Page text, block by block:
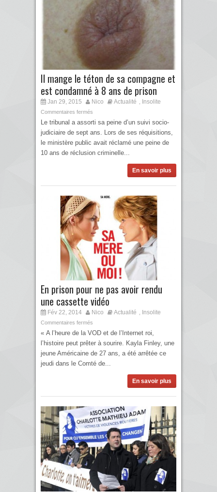
Il mange le téton de sa compagne et
est condamné à 8 ans de prison
Jan 29, 2015 Nico Actualité Insolite
Commentaires fermés
Le tribunal a assorti sa peine d’un suivi socio-
judiciaire de sept ans. Lors de ses réquisitions,
le ministère public avait réclamé une peine de
10 ans de réclusion criminelle...
En savoir plus
En prison pour ne pas avoir rendu
une cassette vidéo
Fév 22, 2014 Nico Actualité Insolite
Commentaires fermés
« A l’heure de la VOD et de l’Internet roi,
l’histoire peut prêter à sourire. Kayla Finley, une
jeune Américaine de 27 ans, a été arrêtée ce
jeudi dans le Comté de...
En savoir plus